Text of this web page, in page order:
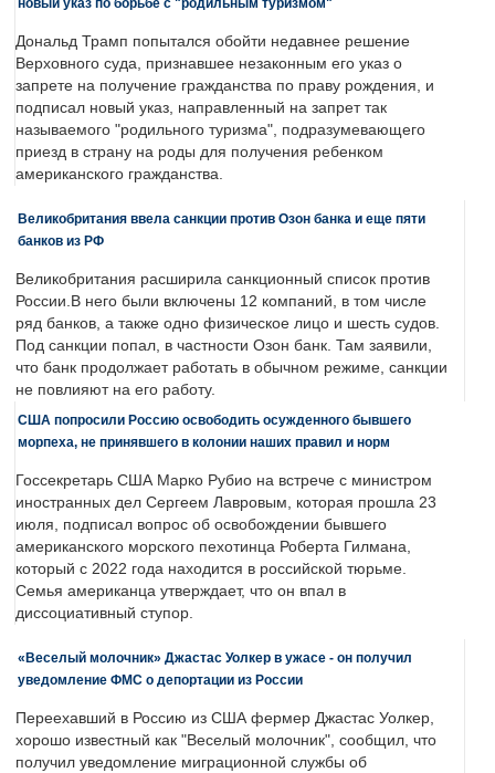
Дональд Трамп попытался обойти недавнее решение
Верховного суда, признавшее незаконным его указ о
запрете на получение гражданства по праву рождения, и
подписал новый указ, направленный на запрет так
называемого "родильного туризма", подразумевающего
приезд в страну на роды для получения ребенком
американского гражданства.
Великобритания ввела санкции против Озон банка и еще пяти
банков из РФ
Великобритания расширила санкционный список против
России.В него были включены 12 компаний, в том числе
ряд банков, а также одно физическое лицо и шесть судов.
Под санкции попал, в частности Озон банк. Там заявили,
что банк продолжает работать в обычном режиме, санкции
не повлияют на его работу.
США попросили Россию освободить осужденного бывшего
морпеха, не принявшего в колонии наших правил и норм
Госсекретарь США Марко Рубио на встрече с министром
иностранных дел Сергеем Лавровым, которая прошла 23
июля, подписал вопрос об освобождении бывшего
американского морского пехотинца Роберта Гилмана,
который с 2022 года находится в российской тюрьме.
Семья американца утверждает, что он впал в
диссоциативный ступор.
«Веселый молочник» Джастас Уолкер в ужасе - он получил
уведомление ФМС о депортации из России
Переехавший в Россию из США фермер Джастас Уолкер,
хорошо известный как "Веселый молочник", сообщил, что
получил уведомление миграционной службы об